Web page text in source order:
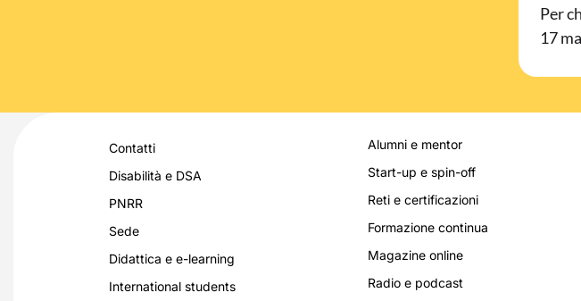
Per
17
Contatti
Disabilità e DSA
PNRR
Sede
Didattica e e-learning
International students
Alumni e mentor
Start-up e spin-off
Reti e certificazioni
Formazione continua
Magazine online
Radio e podcast